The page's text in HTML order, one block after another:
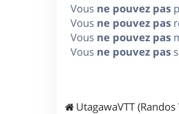
Vous ne pouvez pas
Vous ne pouvez pas
Vous ne pouvez pas
Vous ne pouvez pas
UtagawaVTT (Randos